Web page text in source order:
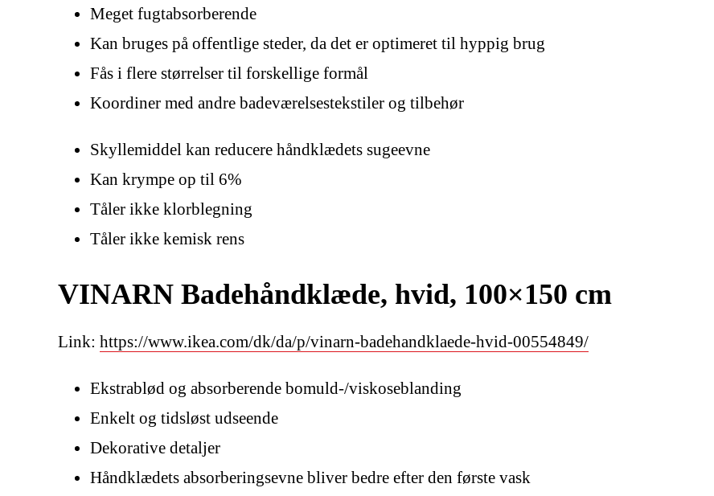
Meget fugtabsorberende
Kan bruges på offentlige steder, da det er optimeret til hyppig brug
Fås i flere størrelser til forskellige formål
Koordiner med andre badeværelsestekstiler og tilbehør
Skyllemiddel kan reducere håndklædets sugeevne
Kan krympe op til 6%
Tåler ikke klorblegning
Tåler ikke kemisk rens
VINARN Badehåndklæde, hvid, 100×150 cm
Link: https://www.ikea.com/dk/da/p/vinarn-badehandklaede-hvid-00554849/
Ekstrablød og absorberende bomuld-/viskoseblanding
Enkelt og tidsløst udseende
Dekorative detaljer
Håndklædets absorberingsevne bliver bedre efter den første vask